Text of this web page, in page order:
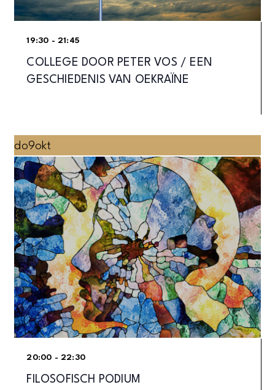
COLLEGE DOOR PETER VOS / EEN
GESCHIEDENIS VAN OEKRAÏNE
19:30 - 21:45
do9okt
FILOSOFISCH PODIUM
20:00 - 22:30